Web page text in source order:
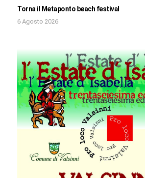
Torna il Metaponto beach festival
6 Agosto 2026